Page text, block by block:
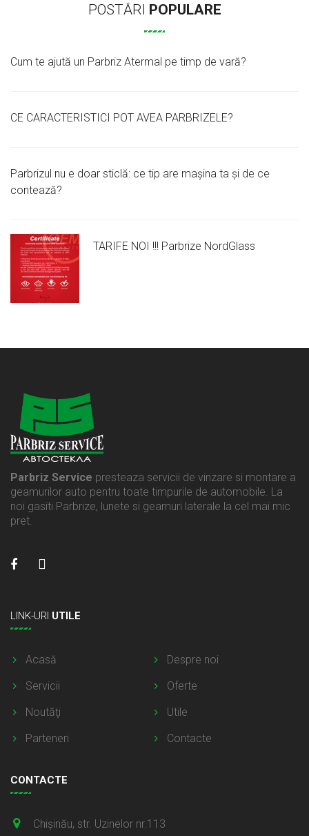
POSTĂRI POPULARE
Cum te ajută un Parbriz Atermal pe timp de vară?
CE CARACTERISTICI POT AVEA PARBRIZELE?
Parbrizul nu e doar sticlă: ce tip are mașina ta și de ce
contează?
TARIFE NOI !!! Parbrize NordGlass
Parbriz Service presteaza servicii de vinzare si montare a
geamurilor auto pentru toate timpurile de automobile. La
noi gasiti Parbrize, lunete si geamuri laterale la cel mai mic
pret.
LINK-URI UTILE
Acasă
Despre noi
Servicii
Oferte
Noutăţi
Utile
Parteneri
Contacte
CONTACTE
Chișinău, str. Uzinelor nr.113